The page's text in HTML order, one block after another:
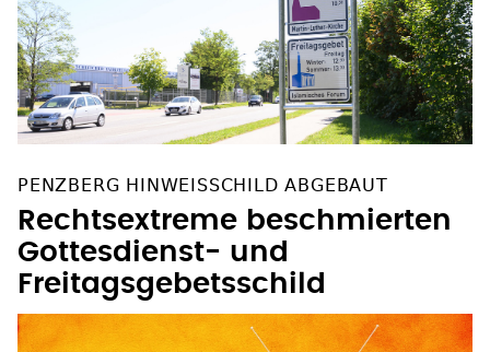
PENZBERG HINWEISSCHILD ABGEBAUT
Rechtsextreme beschmierten
Gottesdienst- und
Freitagsgebetsschild